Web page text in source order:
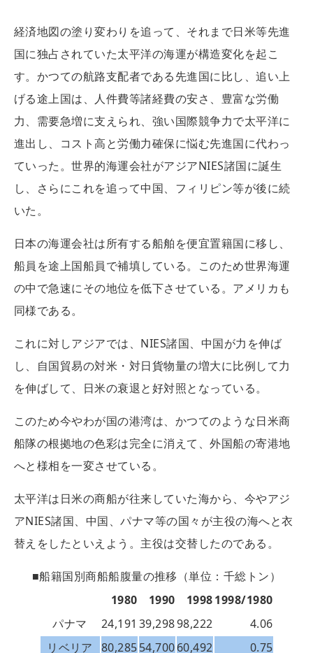
経済地図の塗り変わりを追って、それまで日米等先進
国に独占されていた太平洋の海運が構造変化を起こ
す。かつての航路支配者である先進国に比し、追い上
げる途上国は、人件費等諸経費の安さ、豊富な労働
力、需要急増に支えられ、強い国際競争力で太平洋に
進出し、コスト高と労働力確保に悩む先進国に代わっ
ていった。世界的海運会社がアジアNIES諸国に誕生
し、さらにこれを追って中国、フィリピン等が後に続
いた。
日本の海運会社は所有する船舶を便宜置籍国に移し、
船員を途上国船員で補填している。このため世界海運
の中で急速にその地位を低下させている。アメリカも
同様である。
これに対しアジアでは、NIES諸国、中国が力を伸ば
し、自国貿易の対米・対日貨物量の増大に比例して力
を伸ばして、日米の衰退と好対照となっている。
このため今やわが国の港湾は、かつてのような日米商
船隊の根拠地の色彩は完全に消えて、外国船の寄港地
へと様相を一変させている。
太平洋は日米の商船が往来していた海から、今やアジ
アNIES諸国、中国、パナマ等の国々が主役の海へと衣
替えをしたといえよう。主役は交替したのである。
■船籍国別商船船腹量の推移（単位：千総トン）
1980
1990 19981998/1980
パナマ
24,191 39,29898,222
4.06
リベリア
80,28554,70060,492 0.75